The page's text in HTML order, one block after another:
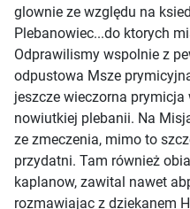
glownie ze względu na
Plebanowiec...do ktorych
Odprawilismy wspolnie z
odpustowa Msze
jeszcze wieczorna
nowiutkiej plebanii. Na
ze zmeczenia, mimo to
przydatni. Tam również
kaplanow, zawital nawet
rozmawiajac z dziekanem